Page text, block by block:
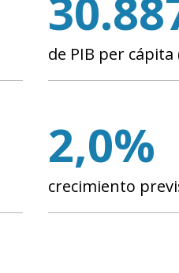
de PIB per cápita
2,0%
crecimiento